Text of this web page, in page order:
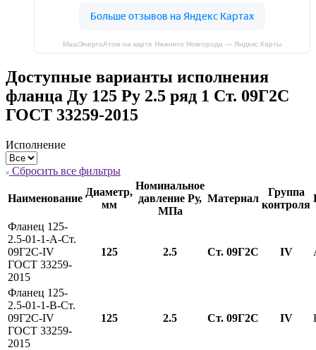
МашЭнергоАтом на карте Нижнего Новгорода — Яндекс Карты
Доступные варианты исполнения
фланца Ду 125 Ру 2.5 ряд 1 Ст. 09Г2С
ГОСТ 33259-2015
Исполнение
Сбросить все фильтры
Наименование
Диаметр,
мм
Номинальное
давление Ру,
МПа
Материал
Группа
контроля
Фланец 125-
2.5-01-1-A-Ст.
09Г2С-IV
ГОСТ 33259-
2015
125 2.5 Ст. 09Г2С IV
Фланец 125-
2.5-01-1-B-Ст.
09Г2С-IV
ГОСТ 33259-
2015
125 2.5 Ст. 09Г2С IV